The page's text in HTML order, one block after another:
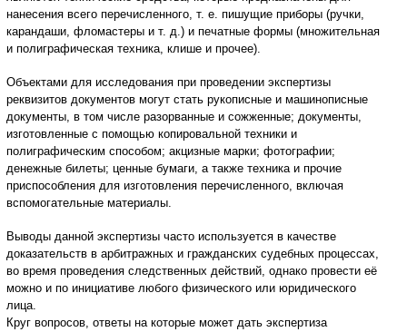
нанесения всего перечисленного, т. е. пишущие приборы (ручки,
карандаши, фломастеры и т. д.) и печатные формы (множительная
и полиграфическая техника, клише и прочее).
Объектами для исследования при проведении экспертизы
реквизитов документов могут стать рукописные и машинописные
документы, в том числе разорванные и сожженные; документы,
изготовленные с помощью копировальной техники и
полиграфическим способом; акцизные марки; фотографии;
денежные билеты; ценные бумаги, а также техника и прочие
приспособления для изготовления перечисленного, включая
вспомогательные материалы.
Выводы данной экспертизы часто используется в качестве
доказательств в арбитражных и гражданских судебных процессах,
во время проведения следственных действий, однако провести её
можно и по инициативе любого физического или юридического
лица.
Круг вопросов, ответы на которые может дать экспертиза